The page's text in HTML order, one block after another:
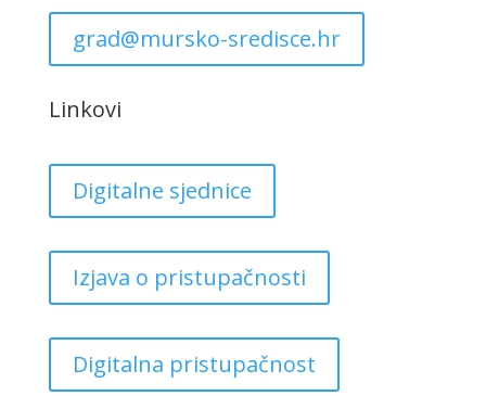
grad@mursko-sredisce.hr
Linkovi
Digitalne sjednice
Izjava o pristupačnosti
Digitalna pristupačnost